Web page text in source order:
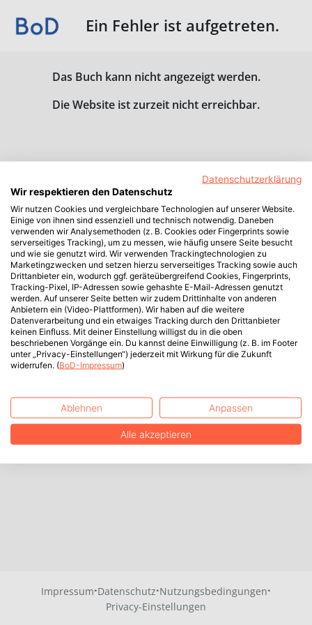
Ein Fehler ist aufgetreten.
Das Buch kann nicht angezeigt werden.
Die Website ist zurzeit nicht erreichbar.
Impressum·Datenschutz·Nutzungsbedingungen·
Privacy-Einstellungen
Datenschutzerklärung
Wir respektieren den Datenschutz
Wir nutzen Cookies und vergleichbare Technologien auf unserer Website.
Einige von ihnen sind essenziell und technisch notwendig. Daneben
verwenden wir Analysemethoden (z. B. Cookies oder Fingerprints sowie
serverseitiges Tracking), um zu messen, wie häufig unsere Seite besucht
und wie sie genutzt wird. Wir verwenden Trackingtechnologien zu
Marketingzwecken und setzen hierzu serverseitiges Tracking sowie auch
Drittanbieter ein, wodurch ggf. geräteübergreifend Cookies, Fingerprints,
Tracking-Pixel, IP-Adressen sowie gehashte E-Mail-Adressen genutzt
werden. Auf unserer Seite betten wir zudem Drittinhalte von anderen
Anbietern ein (Video-Plattformen). Wir haben auf die weitere
Datenverarbeitung und ein etwaiges Tracking durch den Drittanbieter
keinen Einfluss. Mit deiner Einstellung willigst du in die oben
beschriebenen Vorgänge ein. Du kannst deine Einwilligung (z. B. im Footer
unter „Privacy-Einstellungen“) jederzeit mit Wirkung für die Zukunft
widerrufen. (BoD-Impressum)
Ablehnen Anpassen
Alle akzeptieren